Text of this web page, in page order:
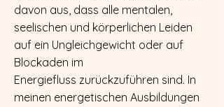
davon aus, dass alle mentalen,
seelischen und körperlichen Leiden
auf ein Ungleichgewicht oder auf
Blockaden im
Energiefluss zurückzuführen sind. In
meinen energetischen Ausbildungen